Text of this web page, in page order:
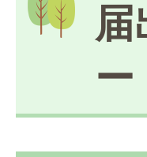
届
ー